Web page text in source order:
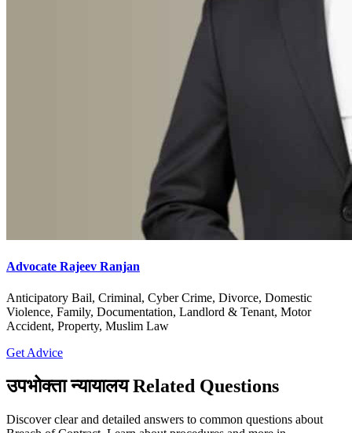
Advocate Rajeev Ranjan
Anticipatory Bail, Criminal, Cyber Crime, Divorce, Domestic
Violence, Family, Documentation, Landlord & Tenant, Motor
Accident, Property, Muslim Law
Get Advice
उपभोक्ता न्यायालय Related Questions
Discover clear and detailed answers to common questions about